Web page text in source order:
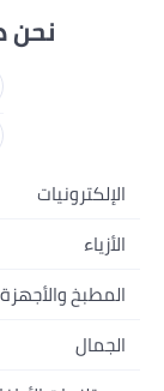
نحن
الإلكترونيات
الجوالات
اللابتوبات
الأجهزة المنزلية
الأزياء
أزياء نسائية
أزياء البنات
المطبخ والأجهزة
الحمام
الجمال